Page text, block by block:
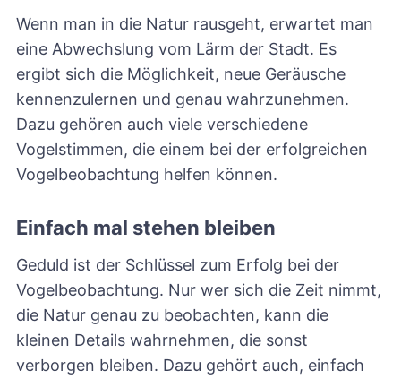
Wenn man in die Natur rausgeht, erwartet man
eine Abwechslung vom Lärm der Stadt. Es
ergibt sich die Möglichkeit, neue Geräusche
kennenzulernen und genau wahrzunehmen.
Dazu gehören auch viele verschiedene
Vogelstimmen, die einem bei der erfolgreichen
Vogelbeobachtung helfen können.
Einfach mal stehen bleiben
Geduld ist der Schlüssel zum Erfolg bei der
Vogelbeobachtung. Nur wer sich die Zeit nimmt,
die Natur genau zu beobachten, kann die
kleinen Details wahrnehmen, die sonst
verborgen bleiben. Dazu gehört auch, einfach